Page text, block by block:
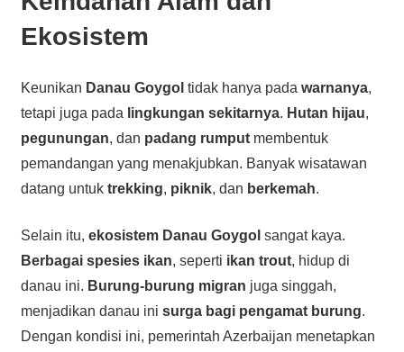
Ekosistem
Keunikan Danau Goygol tidak hanya pada warnanya,
tetapi juga pada lingkungan sekitarnya. Hutan hijau,
pegunungan, dan padang rumputmembentuk
pemandangan yang menakjubkan. Banyak wisatawan
datang untuk trekking, piknik, dan berkemah.
Selain itu, ekosistem Danau Goygol sangat kaya.
Berbagai spesies ikan, seperti ikan trout, hidup di
danau ini. Burung-burung migran juga singgah,
menjadikan danau ini surga bagi pengamat burung.
Dengan kondisi ini, pemerintah Azerbaijan menetapkan